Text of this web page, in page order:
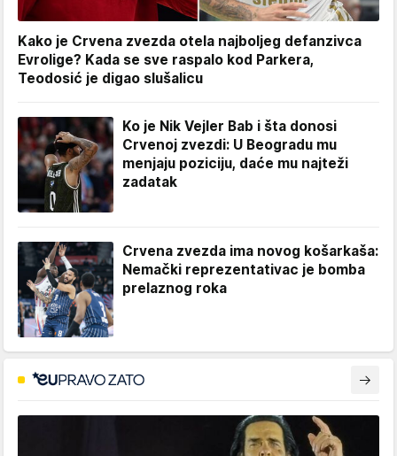
Kako je Crvena zvezda otela najboljeg defanzivca
Evrolige? Kada se sve raspalo kod Parkera,
Teodosić je digao slušalicu
Ko je Nik Vejler Bab i šta donosi
Crvenoj zvezdi: U Beogradu mu
menjaju poziciju, daće mu najteži
zadatak
Crvena zvezda ima novog košarkaša:
Nemački reprezentativac je bomba
prelaznog roka